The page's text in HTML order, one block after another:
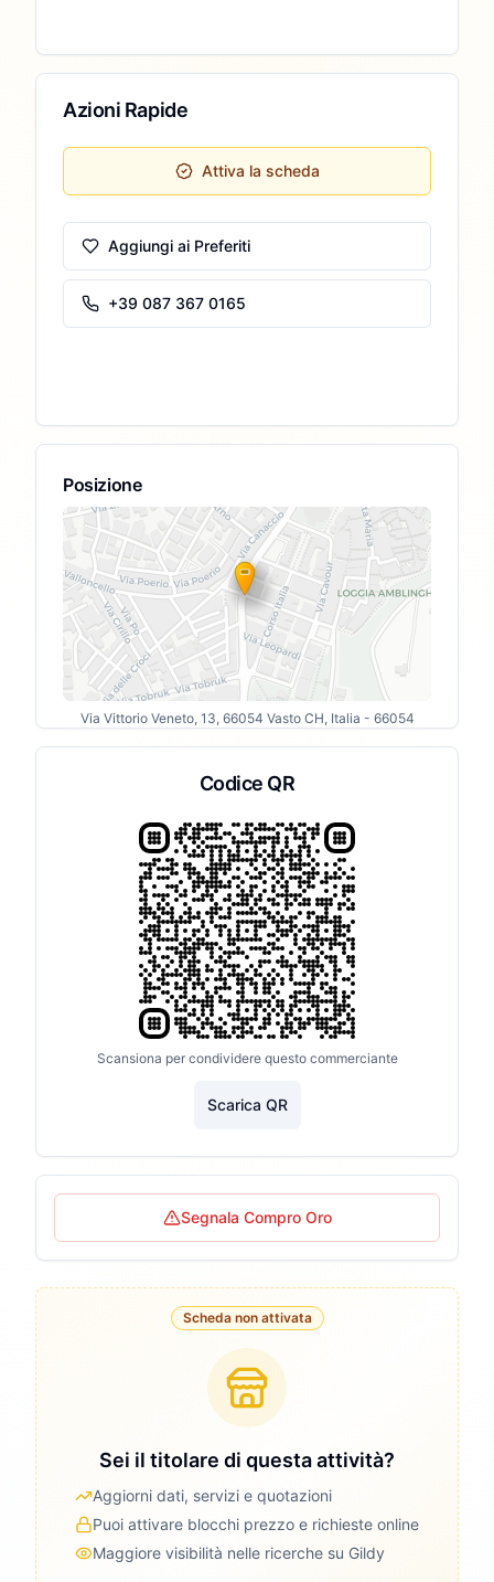
Azioni Rapide
Attiva la scheda
Aggiungi ai Preferiti
+39 087 367 0165
Posizione
Via Vittorio Veneto, 13, 66054 Vasto CH, Italia - 66054
Codice QR
Scansiona per condividere questo commerciante
Scarica QR
Segnala Compro Oro
Scheda non attivata
Sei il titolare di questa attività?
Aggiorni dati, servizi e quotazioni
Puoi attivare blocchi prezzo e richieste online
Maggiore visibilità nelle ricerche su Gildy